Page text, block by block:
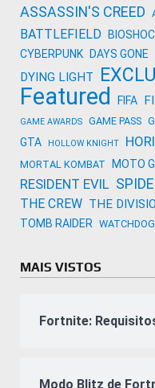
ASSASSIN'S CREED
BATTLEFIELD
CYBERPUNK DAYS GONE
DYING LIGHT
Featured FIFA
GAME AWARDS GAME PASS
GTA HOLLOW KNIGHT
MORTAL KOMBAT MOTO
RESIDENT EVIL
THE CREW THE
TOMB RAIDER
MAIS VISTOS
Fortnite:
Modo Blitz de